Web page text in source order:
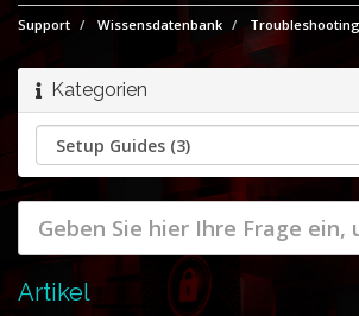
Support Wissensdatenbank Troubleshooting
Kategorien
Artikel